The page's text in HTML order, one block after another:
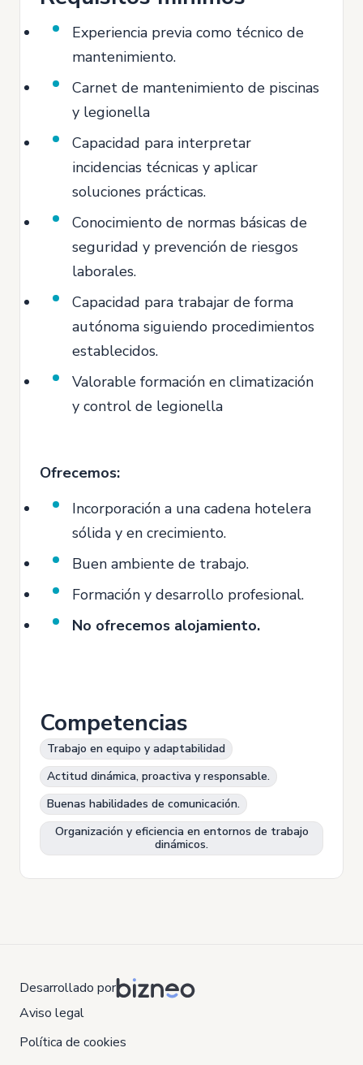
Experiencia previa como técnico de
mantenimiento.
Carnet de mantenimiento de piscinas
y legionella
Capacidad para interpretar
incidencias técnicas y aplicar
soluciones prácticas.
Conocimiento de normas básicas de
seguridad y prevención de riesgos
laborales.
Capacidad para trabajar de forma
autónoma siguiendo procedimientos
establecidos.
Valorable formación en climatización
y control de legionella
Ofrecemos:
Incorporación a una cadena hotelera
sólida y en crecimiento.
Buen ambiente de trabajo.
Formación y desarrollo profesional.
No ofrecemos alojamiento.
Competencias
Trabajo en equipo y adaptabilidad
Actitud dinámica, proactiva y responsable.
Buenas habilidades de comunicación.
Organización y eficiencia en entornos de trabajo
dinámicos.
Desarrollado por
Aviso legal
Política de cookies